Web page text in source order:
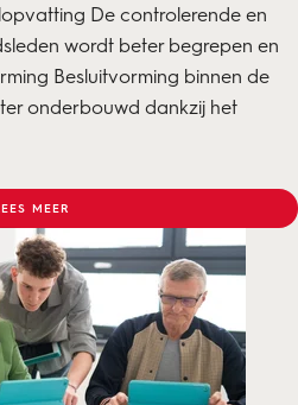
De controlerende en
wordt beter begrepen en
Besluitvorming binnen de
onderbouwd dankzij het
MEER